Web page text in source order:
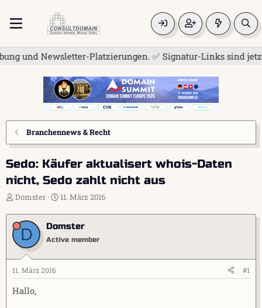
Newsletter-Platzierungen. ✅ Signatur-Links sind jetzt
Branchennews & Recht
Sedo: Käufer aktualisert whois-Daten
nicht, Sedo zahlt nicht aus
E
s
t
e
l
e
r
Domster
E
s
t
e
l
a
11. März 2016
D Domster
Active member
11. März 2016 #1
Hallo,